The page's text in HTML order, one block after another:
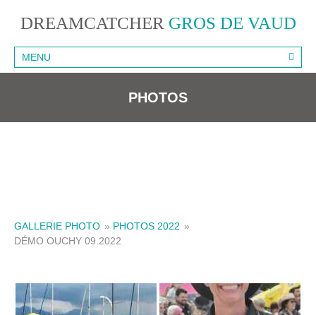
DREAMCATCHER GROS DE VAUD
MENU
PHOTOS
GALLERIE PHOTO » PHOTOS 2022 »
DÉMO OUCHY 09.2022